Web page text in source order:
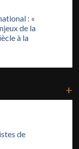
: «
de la
à la
+
de